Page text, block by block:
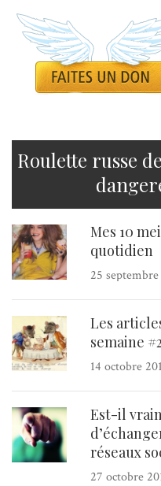
Roulette russe
Mes 10
quotidien
25 septembre
Les
semaine
14 octobre
Est-il
réseaux
27 octobre